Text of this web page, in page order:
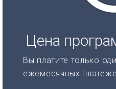
Цена
Вы платите только
ежемесячных